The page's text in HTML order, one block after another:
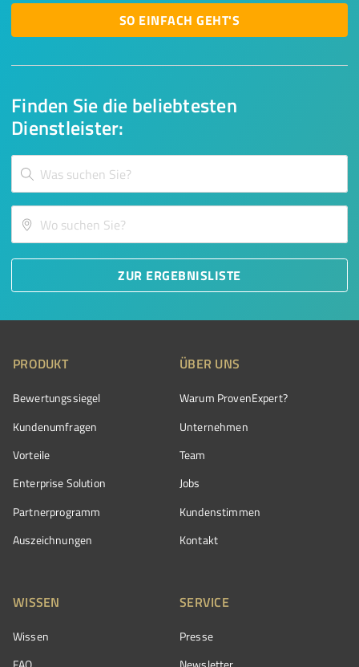
Finden Sie die beliebtesten
Dienstleister:
ZUR ERGEBNISLISTE
SO EINFACH GEHT'S
PRODUKT
Bewertungssiegel
Kundenumfragen
Vorteile
Enterprise Solution
Partnerprogramm
Auszeichnungen
ÜBER UNS
Warum ProvenExpert?
Unternehmen
Team
Jobs
Kundenstimmen
Kontakt
WISSEN
Wissen
SERVICE
Presse